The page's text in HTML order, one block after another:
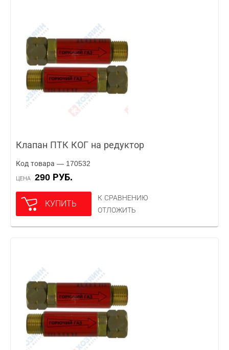
Клапан ПТК КОГ на редуктор
Код товара — 170532
ЦЕНА 290 РУБ.
КУПИТЬ
К СРАВНЕНИЮ
ОТЛОЖИТЬ